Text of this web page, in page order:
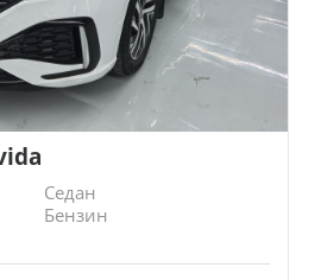
Седан
Бензин